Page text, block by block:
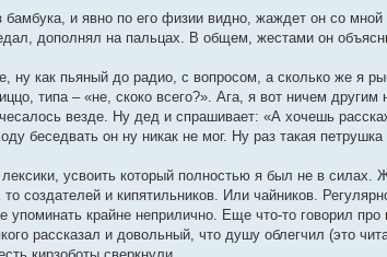
бамбука, и явно по его физии видно, жаждет он со
дополнял на пальцах. В общем, жестами он
ну как пьяный до радио, с вопросом, а сколько же я
типа – «не, скоко всего?». Ага, я вот ничем другим
везде. Ну дед и спрашивает: «А хочешь
беседвать он ну никак не мог. Ну раз такая
лексики, усвоить который полностью я был не в
создателей и кипятильников. Или чайников.
упоминать крайне неприлично. Еще что-то говорил
рассказал и довольный, что душу облегчил (это